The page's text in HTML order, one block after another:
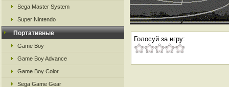
Sega Master System
Super Nintendo
Портативные
Game Boy
Game Boy Advance
Game Boy Color
Sega Game Gear
Голосуй за игру: